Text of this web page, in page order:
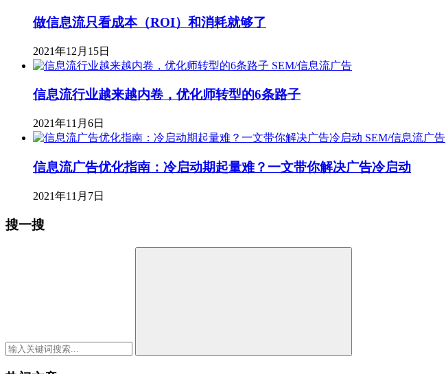
做信息流只看成本（ROI）和消耗就够了
2021年12月15日
SEM/信息流广告
信息流行业越来越内卷，优化师转型的6条路子
2021年11月6日
SEM/信息流广告
信息流广告优化指南：冷启动期起量难？一文带你解决广告冷启动
2021年11月7日
搜一搜